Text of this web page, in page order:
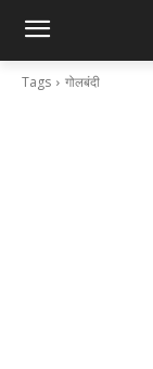
Tags गोलबंदी